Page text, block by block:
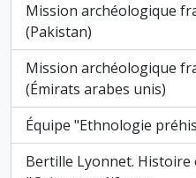
Mission archéologique
(Pakistan)
, 38 résultats
Mission archéologique
(Émirats arabes unis)
, 26 résultats
Équipe "Ethnologie
, 14 résultats
Bertille Lyonnet. Histoire